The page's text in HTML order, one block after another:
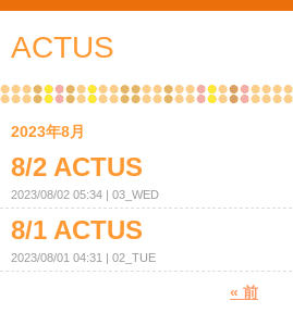
ACTUS
2023年8月
8/2 ACTUS
2023/08/02 05:34 03_WED
8/1 ACTUS
2023/08/01 04:31 02_TUE
« 前